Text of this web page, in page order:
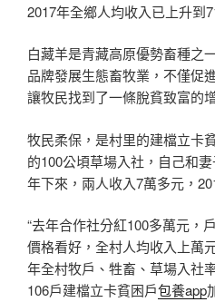
2017年全鄉人均收入已上升到
白藏羊是青藏高原優勢畜種之
品牌發展生態畜牧業，不僅促
讓牧民找到了一條脫貧致富的
牧民柔保，是村里的建檔立卡
的100公頃草場入社，自己和
年下來，兩人收入7萬多元，
“去年合作社分紅100多萬元，
價格看好，全村人均收入上萬
年全村牧戶、牲畜、草場入社
106戶建檔立卡貧困戶包養app